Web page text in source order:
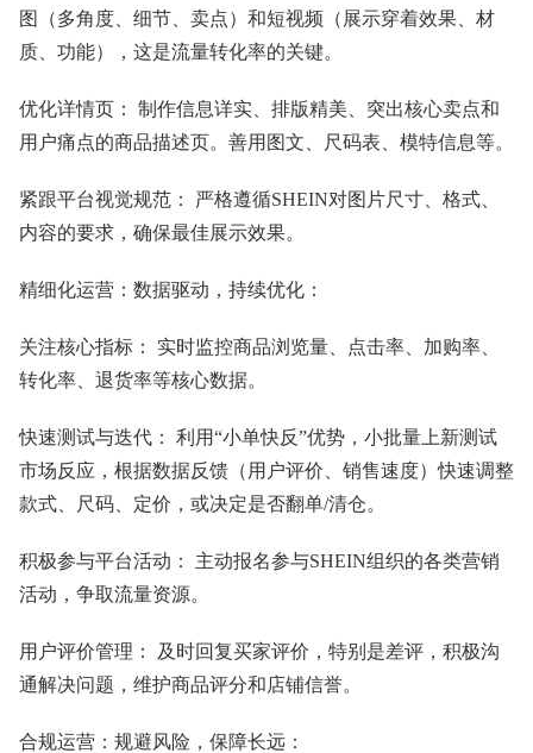
图（多角度、细节、卖点）和短视频（展示穿着效果、材
质、功能），这是流量转化率的关键。
优化详情页： 制作信息详实、排版精美、突出核心卖点和
用户痛点的商品描述页。善用图文、尺码表、模特信息等。
紧跟平台视觉规范： 严格遵循SHEIN对图片尺寸、格式、
内容的要求，确保最佳展示效果。
精细化运营：数据驱动，持续优化：
关注核心指标： 实时监控商品浏览量、点击率、加购率、
转化率、退货率等核心数据。
快速测试与迭代： 利用“小单快反”优势，小批量上新测试
市场反应，根据数据反馈（用户评价、销售速度）快速调整
款式、尺码、定价，或决定是否翻单/清仓。
积极参与平台活动： 主动报名参与SHEIN组织的各类营销
活动，争取流量资源。
用户评价管理： 及时回复买家评价，特别是差评，积极沟
通解决问题，维护商品评分和店铺信誉。
合规运营：规避风险，保障长远：